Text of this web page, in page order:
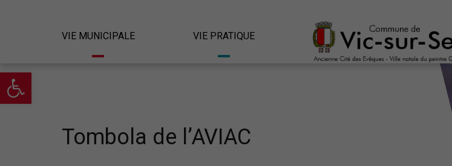
Ouvrir la barre d’outils
VIE MUNICIPALE VIE PRATIQUE
Tombola de l’AVIAC